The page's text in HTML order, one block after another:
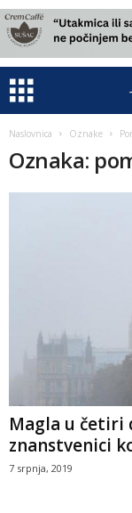
Naslovnica Oznake
Oznaka:
Magla u četiri
znanstvenici
7 srpnja, 2019